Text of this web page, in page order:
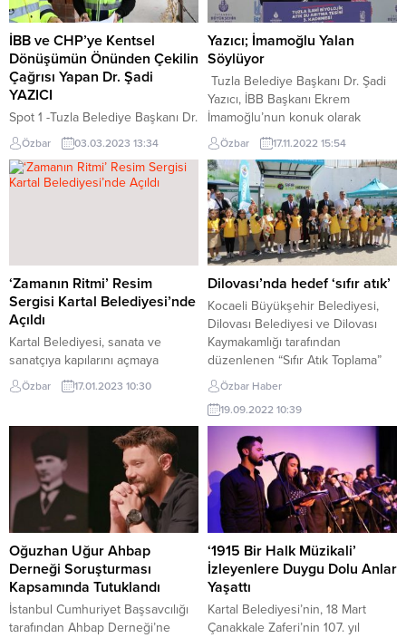
İBB ve CHP’ye Kentsel
Dönüşümün Önünden Çekilin
Çağrısı Yapan Dr. Şadi
YAZICI
Spot 1 -Tuzla Belediye Başkanı Dr.
Şadi Yazıcı, Tuzla’da Cumhuriyet
Halk Partisi Meclis Üyeleri
tarafından engellenen kentsel
dönüşüm çalışmaları hakkında
Muhalefet Partili meclis üyelerinin
mahkeme yoluyla sudan
sebeplerden dava açarak
meseleyi sulandırıp engellemeye
çalıştıklarını ifade eden Başkan
Yazıcı, “Vatandaşımızı...
Özbar 03.03.2023 13:34
Yazıcı; İmamoğlu Yalan
Söylüyor
Tuzla Belediye Başkanı Dr. Şadi
Yazıcı, İBB Başkanı Ekrem
İmamoğlu’nun konuk olarak
katıldığı bir televizyon
programında, kendisiyle ilgili sarf
ettiği sözlere sosyal medya
üzerinden sert tepki gösterdi.
Başkan Yazıcı, İmamoğlu’nun her
defasında konuyu çarpıttığını
ifade ederek, “Sayın Ekrem
İmamoğlu, programda sadece
Tuzla’da yaşanan olayla ilgili dört
dörtlük 8 yalan söylediniz....
Özbar 17.11.2022 15:54
‘Zamanın Ritmi’ Resim
Sergisi Kartal Belediyesi’nde
Açıldı
Kartal Belediyesi, sanata ve
sanatçıya kapılarını açmaya
devam ediyor. Kültür ve Sosyal
İşler Müdürlüğü’nün hazırladığı
kapsamında Kartal Belediyesi,
‘Zamanın Ritmi’ isimli resim
sergisine ev sahipliği yaptı.
Küratörlüğünü Saeed
Aghanejad’ın üstlendiği; İlhan
Aydan, Turgay Sarı ve Saeed
resimlerinden oluşan sergiye
sanatseverler büyük ilgi
gösterdi....
Özbar 17.01.2023 10:30
Dilovası’nda hedef ‘sıfır atık’
Kocaeli Büyükşehir Belediyesi,
Dilovası Belediyesi ve Dilovası
Kaymakamlığı tarafından
düzenlenen “Sıfır Atık Toplama”
etkinliği büyük ilgi gördü.
Organizasyon kapsamında;
çevreye duyarlı bireylerin
yetişmesi için çeşitli etkinlikler
düzenlendi. Köseler Mahallesi
TOKİ Konutlarında düzenlenen
etkinliğe; Kocaeli Büyükşehir
Belediyesi Başkan Vekili Yaşar
Çakmak, Dilovası Kaymakamı Dr.
Başkanı Hamza Şayir,...
Özbar Haber
19.09.2022 10:39
Oğuzhan Uğur Ahbap
Derneği Soruşturması
Kapsamında Tutuklandı
İstanbul Cumhuriyet Başsavcılığı
tarafından Ahbap Derneği’ne
‘1915 Bir Halk Müzikali’
İzleyenlere Duygu Dolu Anlar
Yaşattı
Kartal Belediyesi’nin, 18 Mart
Çanakkale Zaferi’nin 107. yıl